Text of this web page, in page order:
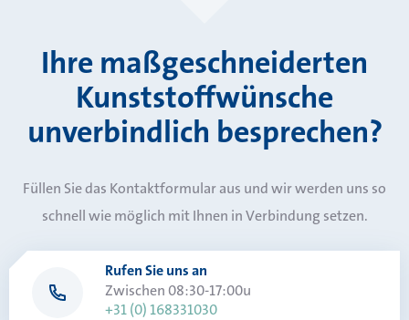
Ihre maßgeschneiderten
Kunststoffwünsche
unverbindlich besprechen?
Füllen Sie das Kontaktformular aus und wir werden uns so
schnell wie möglich mit Ihnen in Verbindung setzen.
Rufen Sie uns an
Zwischen 08:30-17:00u
+31 (0) 168331030